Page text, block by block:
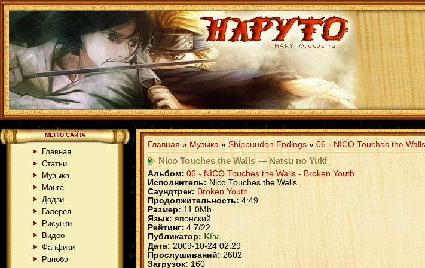
МЕНЮ САЙТА
Главная
Статьи
Музыка
Манга
Додзи
Галерея
Рисунки
Видео
Фанфики
Ранобэ
Главная » Музыка » Shippuuden Endings » 06 - NICO Touches the
Nico Touches the Walls — Natsu no Yuki
Альбом: 06 - NICO Touches the Walls - Broken Youth
Исполнитель: Nico Touches the Walls
Саундтрек: Broken Youth
Продолжительность: 4:49
Размер: 11.0Mb
Язык: японский
Рейтинг: 4.7/22
Публикатор: Kiba
Дата: 2009-10-24 02:29
Прослушиваний: 2602
Загрузок: 160